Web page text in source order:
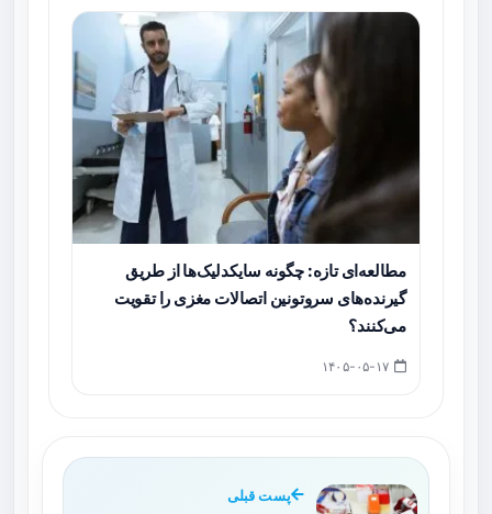
مطالعه‌ای تازه: چگونه سایکدلیک‌ها از طریق
گیرنده‌های سروتونین اتصالات مغزی را تقویت
می‌کنند؟
پست قبلی